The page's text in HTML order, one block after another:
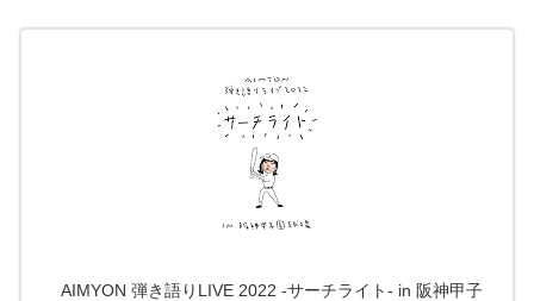
AIMYON 弾き語りLIVE 2022 -サーチライト- in 阪神甲子